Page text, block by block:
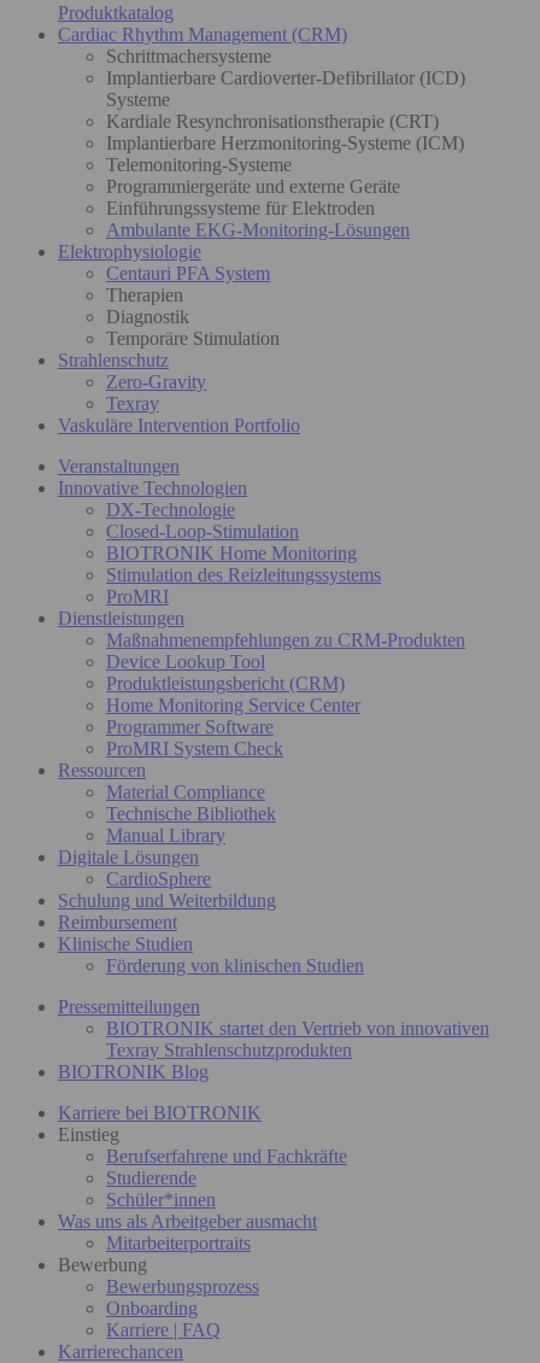
Produktkatalog
Cardiac Rhythm Management (CRM)
Schrittmachersysteme
Implantierbare Cardioverter-Defibrillator (ICD)
Systeme
Kardiale Resynchronisationstherapie (CRT)
Implantierbare Herzmonitoring-Systeme (ICM)
Telemonitoring-Systeme
Programmiergeräte und externe Geräte
Einführungssysteme für Elektroden
Ambulante EKG-Monitoring-Lösungen
Elektrophysiologie
Centauri PFA System
Therapien
Diagnostik
Temporäre Stimulation
Strahlenschutz
Zero-Gravity
Texray
Vaskuläre Intervention Portfolio
Veranstaltungen
Innovative Technologien
DX-Technologie
Closed-Loop-Stimulation
BIOTRONIK Home Monitoring
Stimulation des Reizleitungssystems
ProMRI
Dienstleistungen
Maßnahmenempfehlungen zu CRM-Produkten
Device Lookup Tool
Produktleistungsbericht (CRM)
Home Monitoring Service Center
Programmer Software
ProMRI System Check
Ressourcen
Material Compliance
Technische Bibliothek
Manual Library
Digitale Lösungen
CardioSphere
Schulung und Weiterbildung
Reimbursement
Klinische Studien
Förderung von klinischen Studien
Pressemitteilungen
BIOTRONIK startet den Vertrieb von innovativen
Texray Strahlenschutzprodukten
BIOTRONIK Blog
Karriere bei BIOTRONIK
Einstieg
Berufserfahrene und Fachkräfte
Studierende
Schüler*innen
Was uns als Arbeitgeber ausmacht
Mitarbeiterportraits
Bewerbung
Bewerbungsprozess
Onboarding
Karriere | FAQ
Karrierechancen